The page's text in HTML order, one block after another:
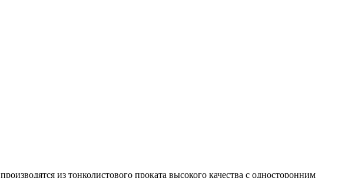
производятся из тонколистового проката высокого качества с односторонним